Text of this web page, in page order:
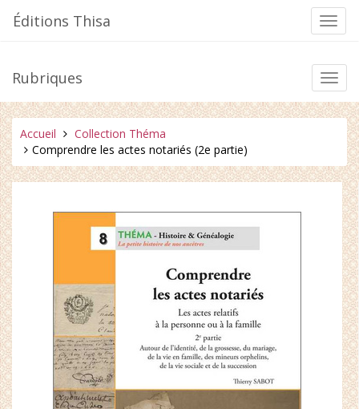
la
Éditions Thisa
la
Rubriques
Vous
êtes
ici :
Accueil
Collection Théma
Comprendre les actes notariés (2e partie)